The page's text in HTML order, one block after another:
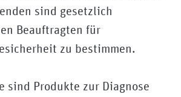
sind gesetzlich
Beauftragten für
zu bestimmen.
sind Produkte zur Diagnose